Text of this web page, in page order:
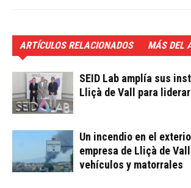
ARTÍCULOS RELACIONADOS MÁS DEL
SEID Lab amplía sus
Lliçà de Vall para
Un incendio en el
empresa de Lliçà de
vehículos y matorrales